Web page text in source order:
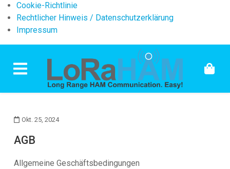
Cookie-Richtlinie
Rechtlicher Hinweis / Datenschutzerklärung
Impressum
Okt. 25, 2024
AGB
Allgemeine Geschäftsbedingungen